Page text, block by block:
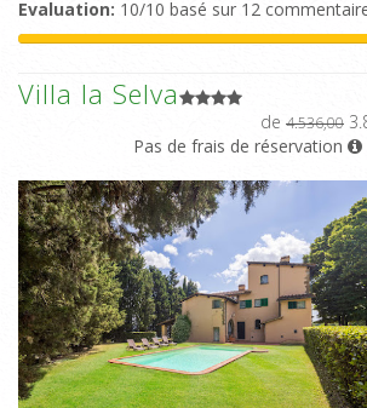
Evaluation: 10/10 basé sur 12
Villa la Selva
de 4.536,00
Pas de frais de réservation